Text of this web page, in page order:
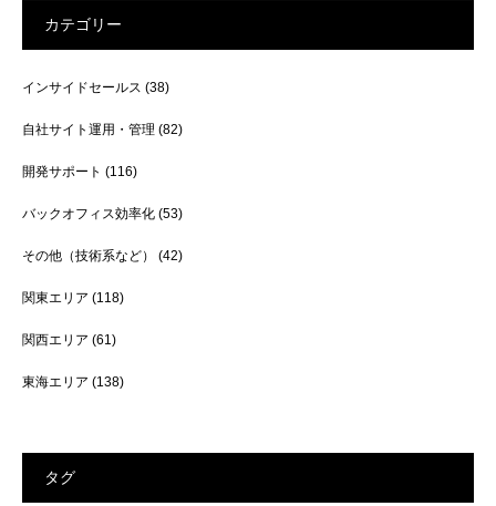
カテゴリー
インサイドセールス (38)
自社サイト運用・管理 (82)
開発サポート (116)
バックオフィス効率化 (53)
その他（技術系など） (42)
関東エリア (118)
関西エリア (61)
東海エリア (138)
タグ